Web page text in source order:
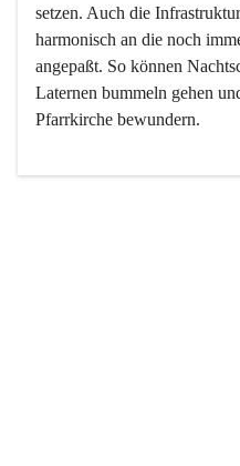
setzen. Auch die
harmonisch an die noch
angepaßt. So können
Laternen bummeln gehen
Pfarrkirche bewundern.
Der Weinbau dominert